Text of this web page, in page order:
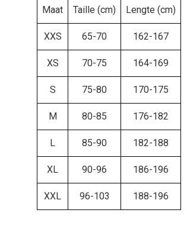
Maat Taille (cm) Lengte (cm)
XXS 65-70 162-167
XS 70-75 164-169
S 75-80 170-175
M 80-85 176-182
L 85-90 182-188
XL 90-96 186-196
XXL 96-103 188-196